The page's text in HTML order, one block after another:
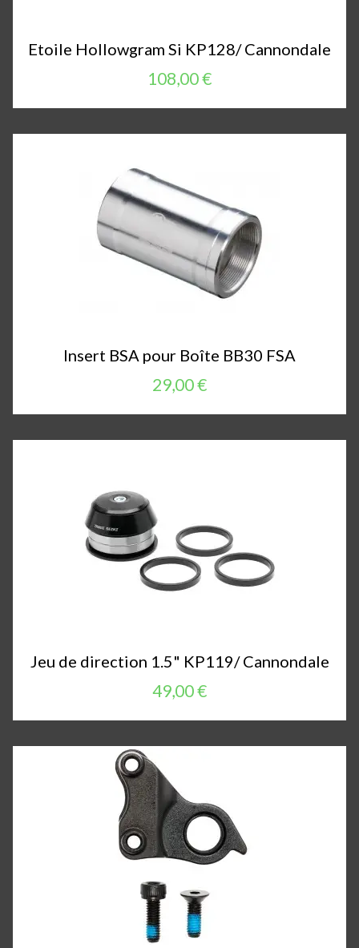
Etoile Hollowgram Si KP128/ Cannondale
108,00 €
Insert BSA pour Boîte BB30 FSA
29,00 €
Jeu de direction 1.5" KP119/ Cannondale
49,00 €